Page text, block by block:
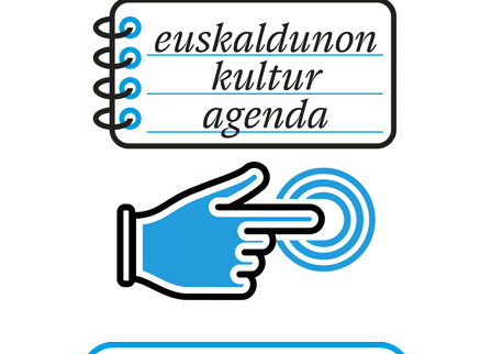
pertsonalizatuak eskaintzeko, iragarkiak eta edukia
neurtzeko, jendeari buruzko informazioa biltzeko eta
produktuak garatzeko. Zure datuak nork eta zertarako
erabiltzen dituen hauta dezakezu.
Bazkide batzuek ez dizute baimenik eskatzen, eta beren
interes komertzial legitimoetan babesten dira. Ikusi gure
bazkideen zerrenda, beren ustez zein helburutarako
duten interes legitimoa eta horren aurka nola egin
dezakezun ikusteko.
Lortu zure datu pertsonalak prozesatzeko moduari
datuen atalean. Edozein unetan alda edo ken dezakezu